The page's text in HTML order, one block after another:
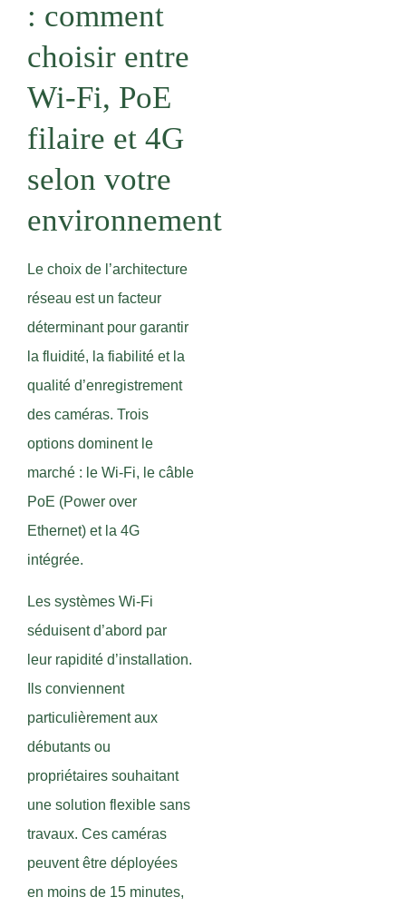
: comment
choisir entre
Wi-Fi, PoE
filaire et 4G
selon votre
environnement
Le choix de l’architecture
réseau est un facteur
déterminant pour garantir
la fluidité, la fiabilité et la
qualité d’enregistrement
des caméras. Trois
options dominent le
marché : le Wi-Fi, le câble
PoE (Power over
Ethernet) et la 4G
intégrée.
Les systèmes Wi-Fi
séduisent d’abord par
leur rapidité d’installation.
Ils conviennent
particulièrement aux
débutants ou
propriétaires souhaitant
une solution flexible sans
travaux. Ces caméras
peuvent être déployées
en moins de 15 minutes,